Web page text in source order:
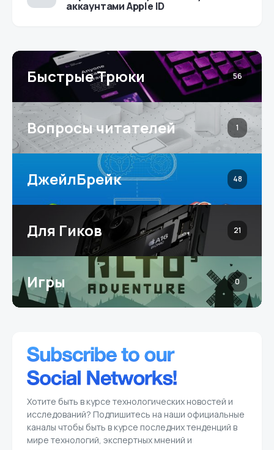
аккаунтами Apple ID
Быстрые Трюки 56
Вопросы читателей 1
ДжейлБрейк 48
Для Гиков 21
Игры 0
Хотите быть в курсе технологических новостей и
исследований? Подпишитесь на наши официальные
каналы чтобы быть в курсе последних тенденций в
мире технологий, экспертных мнений и